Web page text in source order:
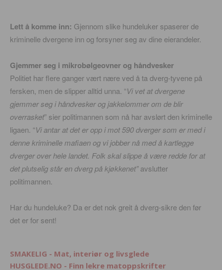
Lett å komme inn: Gjennom slike hundeluker spaserer de
kriminelle dvergene inn og forsyner seg av dine eierandeler.
Gjemmer seg i mikrobølgeovner og håndvesker
Politiet har flere ganger vært nære ved å ta dverg-tyvene på
fersken, men de slipper alltid unna. “Vi vet at dvergene
gjemmer seg i håndvesker og jakkelommer om de blir
overrasket” sier politimannen som nå har avslørt den kriminelle
ligaen. “Vi antar at det er opp i mot 590 dverger som er med i
denne kriminelle mafiaen og vi jobber nå med å kartlegge
dverger over hele landet. Folk skal slippe å være redde for at
det plutselig står en dverg på kjøkkenet”avslutter
politimannen.
Har du hundeluke? Da er det nok greit å dverg-sikre den før
det er for sent!
SMAKELIG - Mat, interiør og livsglede
HUSGLEDE.NO - Finn lekre matoppskrifter